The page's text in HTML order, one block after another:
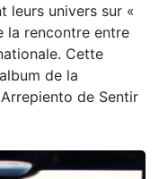
leurs univers sur «
la rencontre entre
Cette
de la
de Sentir